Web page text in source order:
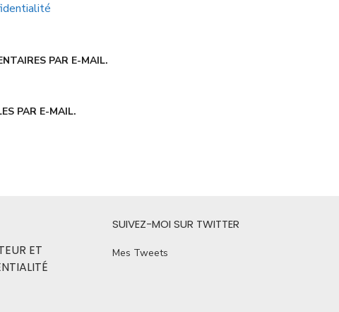
PAR E-MAIL.
PAR E-MAIL.
ET
SUIVEZ-MOI SUR TWITTER
Mes Tweets